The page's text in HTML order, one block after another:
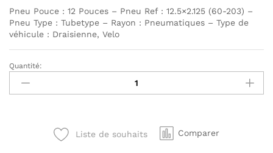
Pneu Pouce : 12 Pouces – Pneu Ref : 12.5×2.125 (60-203) –
Pneu Type : Tubetype – Rayon : Pneumatiques – Type de
véhicule : Draisienne, Velo
Pneu
draisienne
12,5x2.125
Quantité:
Liste de souhaits Comparer